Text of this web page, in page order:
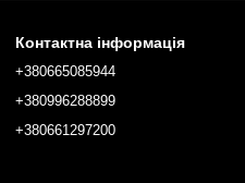
Контактна інформація
+380665085944
+380996288899
+380661297200